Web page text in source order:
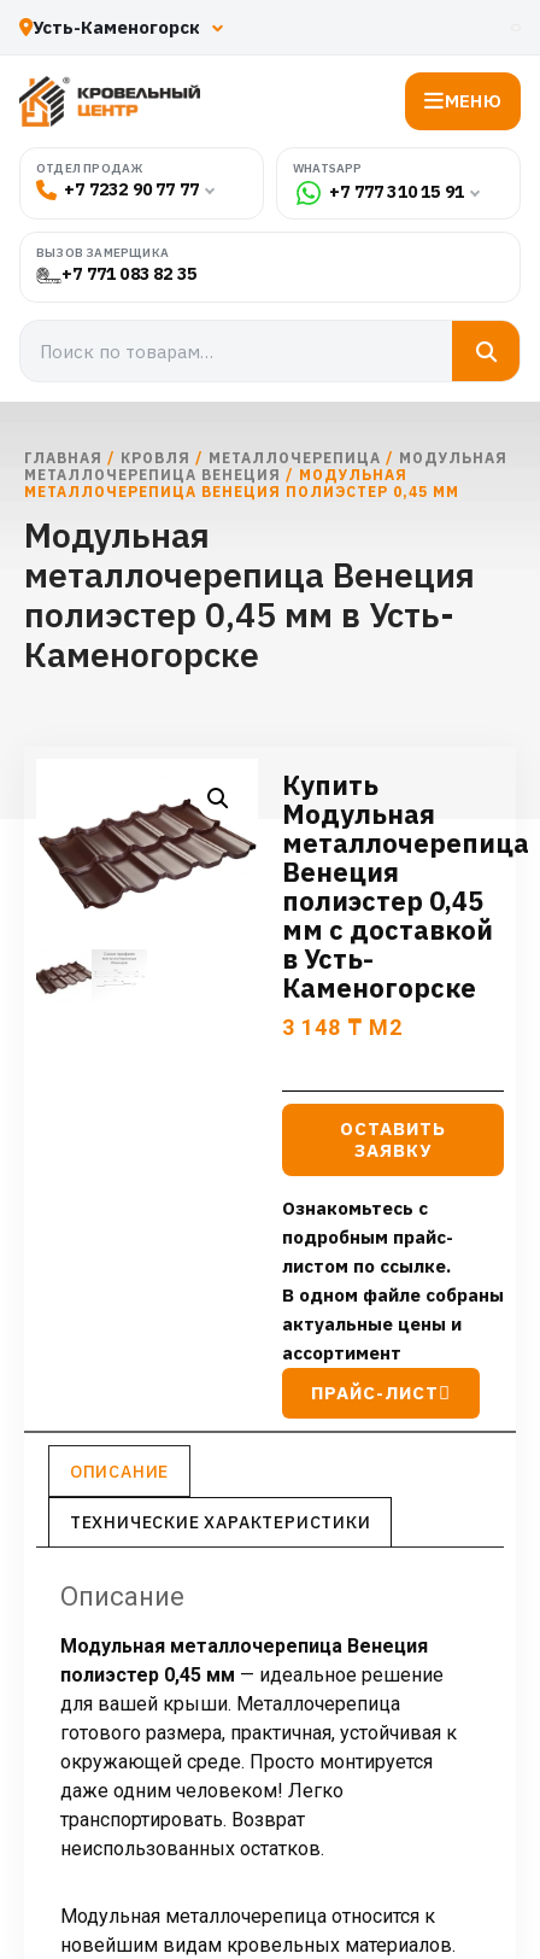
МЕНЮ
ОТДЕЛ ПРОДАЖ
+7 7232 90 77 77
WHATSAPP
+7 777 310 15 91
ВЫЗОВ ЗАМЕРЩИКА
+7 771 083 82 35
ГЛАВНАЯ / КРОВЛЯ / МЕТАЛЛОЧЕРЕПИЦА / МОДУЛЬНАЯ
МЕТАЛЛОЧЕРЕПИЦА ВЕНЕЦИЯ / МОДУЛЬНАЯ
МЕТАЛЛОЧЕРЕПИЦА ВЕНЕЦИЯ ПОЛИЭСТЕР 0,45 ММ
Модульная
металлочерепица Венеция
полиэстер 0,45 мм в Усть-
Каменогорске
Купить
Модульная
металлочерепица
Венеция
полиэстер 0,45
мм с доставкой
в Усть-
Каменогорске
3 148 ₸ М2
ОСТАВИТЬ
ЗАЯВКУ
Ознакомьтесь с
подробным прайс-
листом по ссылке.
В одном файле собраны
актуальные цены и
ассортимент
ПРАЙС-ЛИСТ
ОПИСАНИЕ
ТЕХНИЧЕСКИЕ ХАРАКТЕРИСТИКИ
Описание
Модульная металлочерепица Венеция
полиэстер 0,45 мм — идеальное решение
для вашей крыши. Металлочерепица
готового размера, практичная, устойчивая к
окружающей среде. Просто монтируется
даже одним человеком! Легко
транспортировать. Возврат
неиспользованных остатков.
Модульная металлочерепица относится к
новейшим видам кровельных материалов.